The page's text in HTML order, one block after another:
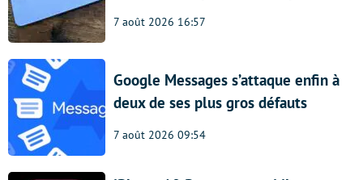
7 août 2026 16:57
Google Messages s’attaque enfin à
deux de ses plus gros défauts
7 août 2026 09:54